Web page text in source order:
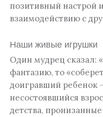
позитивный настрой
взаимодействию с
Наши живые игрушки
Один мудрец сказал:
фантазию, то
доигравший ребенок
несостоявшийся
детства,